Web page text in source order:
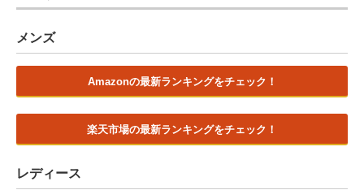
メンズ
Amazonの最新ランキングをチェック！
楽天市場の最新ランキングをチェック！
レディース